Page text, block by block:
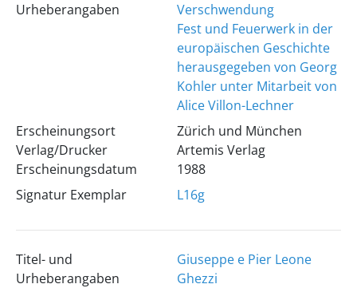
Urheberangaben
Verschwendung
Fest und Feuerwerk in der
europäischen Geschichte
herausgegeben von Georg
Kohler unter Mitarbeit von
Alice Villon-Lechner
Erscheinungsort
Verlag/Drucker
Erscheinungsdatum
Zürich und München
Artemis Verlag
1988
Signatur Exemplar
L16g
Titel- und
Urheberangaben
Giuseppe e Pier Leone
Ghezzi